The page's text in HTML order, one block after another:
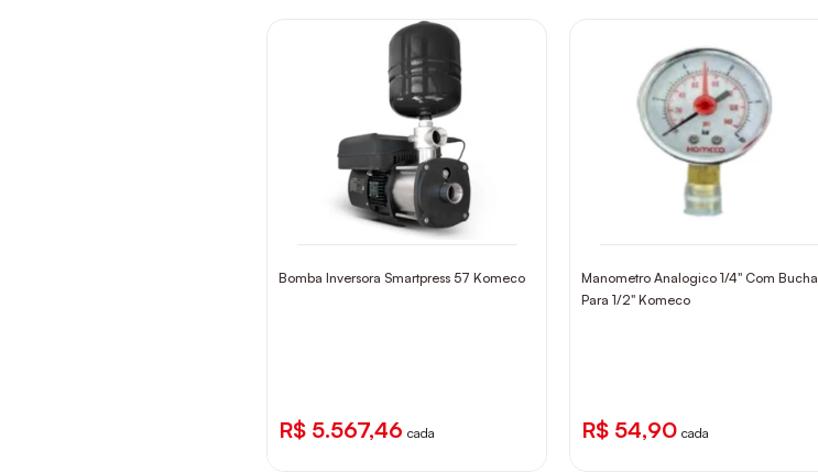
Bomba Inversora Smartpress 57 Komeco
R$ 5.567,46 cada
Manometro Analogico 1/4" Com Bucha
Para 1/2" Komeco
R$ 54,90 cada